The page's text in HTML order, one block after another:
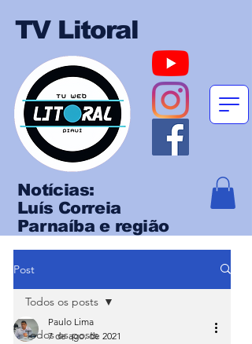
TV Litoral
Notícias:
Luís Correia
Parnaíba e região
Post
Todos os posts
Todos os posts
Paulo Lima
7 de ago. de 2021